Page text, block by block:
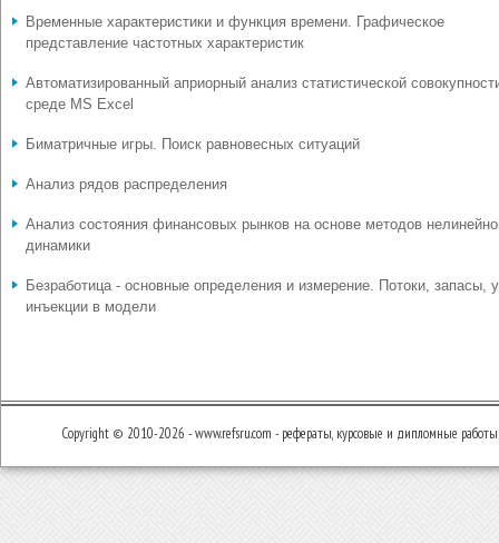
Временные характеристики и функция времени. Графическое
представление частотных характеристик
Автоматизированный априорный анализ статистической
среде MS Excel
Биматричные игры. Поиск равновесных ситуаций
Анализ рядов распределения
Анализ состояния финансовых рынков на основе методов
динамики
Безработица - основные определения и измерение. Потоки, запасы,
инъекции в модели
Copyright © 2010-2026 - www.refsru.com - рефераты, курсовые и дипломные работы